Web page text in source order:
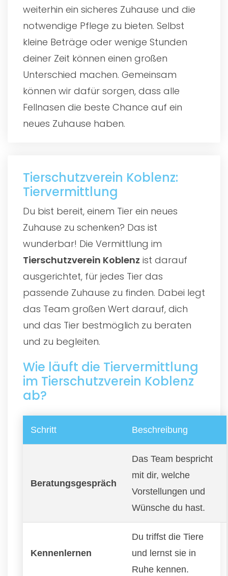
weiterhin ein sicheres Zuhause und die
notwendige Pflege zu bieten. Selbst
kleine Beträge oder wenige Stunden
deiner Zeit können einen großen
Unterschied machen. Gemeinsam
können wir dafür sorgen, dass alle
Fellnasen die beste Chance auf ein
neues Zuhause haben.
Tierschutzverein Koblenz:
Tiervermittlung
Du bist bereit, einem Tier ein neues
Zuhause zu schenken? Das ist
wunderbar! Die Vermittlung im
Tierschutzverein Koblenz ist darauf
ausgerichtet, für jedes Tier das
passende Zuhause zu finden. Dabei legt
das Team großen Wert darauf, dich
und das Tier bestmöglich zu beraten
und zu begleiten.
Wie läuft die Tiervermittlung
im Tierschutzverein Koblenz
ab?
Schritt Beschreibung
Beratungsgespräch
Das Team bespricht
mit dir, welche
Vorstellungen und
Wünsche du hast.
Kennenlernen
Du triffst die Tiere
und lernst sie in
Ruhe kennen.